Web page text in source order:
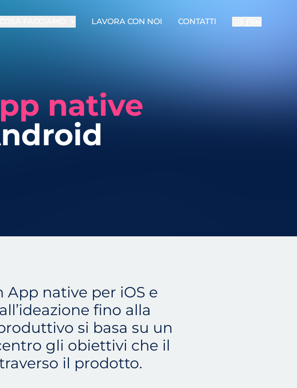
LAVORA CON NOI CONTATTI
native
native per iOS e
fino alla
si basa su un
gli obiettivi che il
il prodotto.